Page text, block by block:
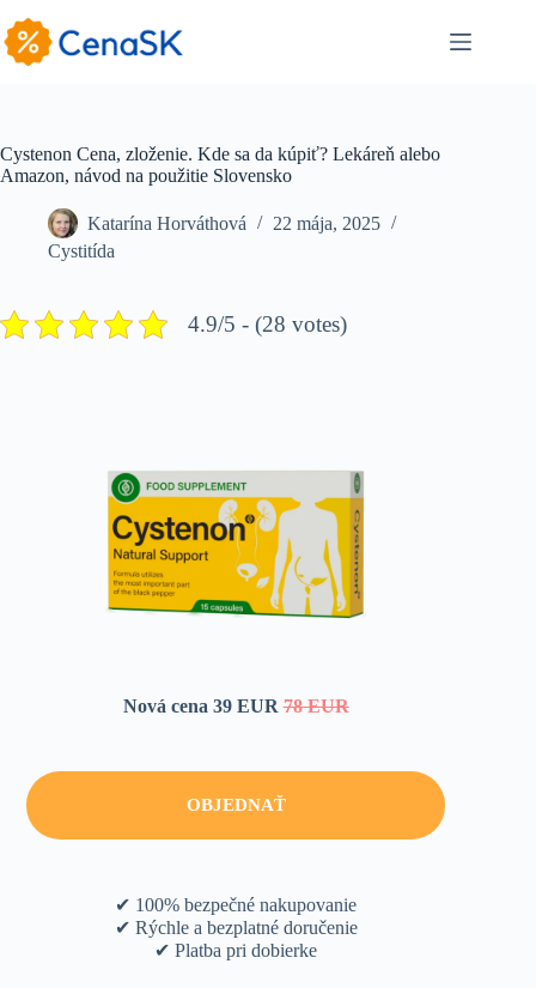
to
content
Cystenon Cena, zloženie. Kde sa da kúpiť? Lekáreň alebo
Amazon, návod na použitie Slovensko
Katarína Horváthová
22 mája, 2025
Cystitída
4.9/5 - (28 votes)
Nová cena 39 EUR78 EUR
OBJEDNAŤ
✔ 100% bezpečné nakupovanie
✔ Rýchle a bezplatné doručenie
✔ Platba pri dobierke